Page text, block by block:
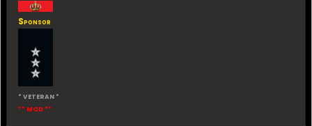
fly, vil F-5 ikke ha mye å fare med heller.
I dagslys og godvær, selvfølgelig.